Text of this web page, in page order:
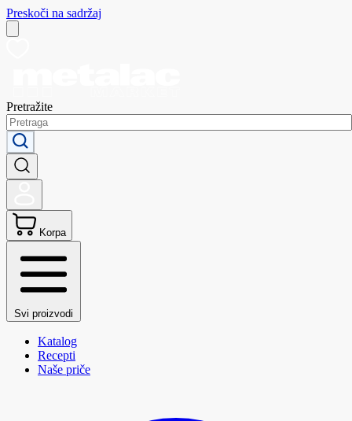
Preskoči na sadržaj
Pretražite
Korpa
Svi proizvodi
Katalog
Recepti
Naše priče